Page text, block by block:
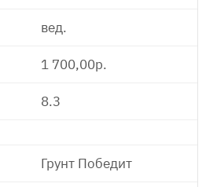
вед.
1 700,00р.
8.3
Грунт Победит